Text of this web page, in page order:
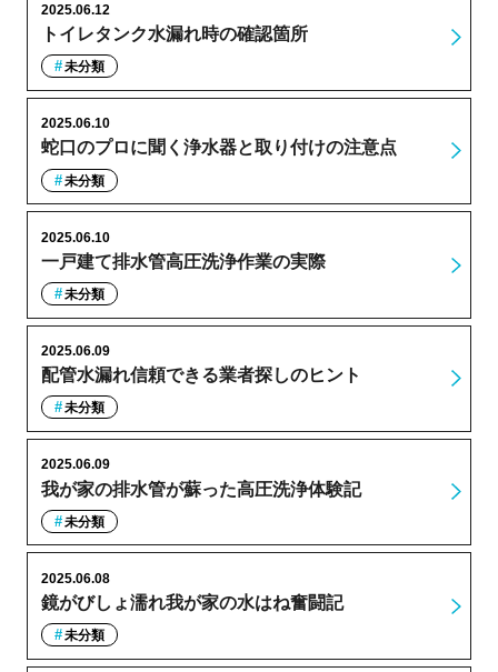
トイレタンク水漏れ時の確認箇所
2025.06.12
未分類
蛇口のプロに聞く浄水器と取り付けの注意点
2025.06.10
未分類
一戸建て排水管高圧洗浄作業の実際
2025.06.10
未分類
配管水漏れ信頼できる業者探しのヒント
2025.06.09
未分類
我が家の排水管が蘇った高圧洗浄体験記
2025.06.09
未分類
鏡がびしょ濡れ我が家の水はね奮闘記
2025.06.08
未分類